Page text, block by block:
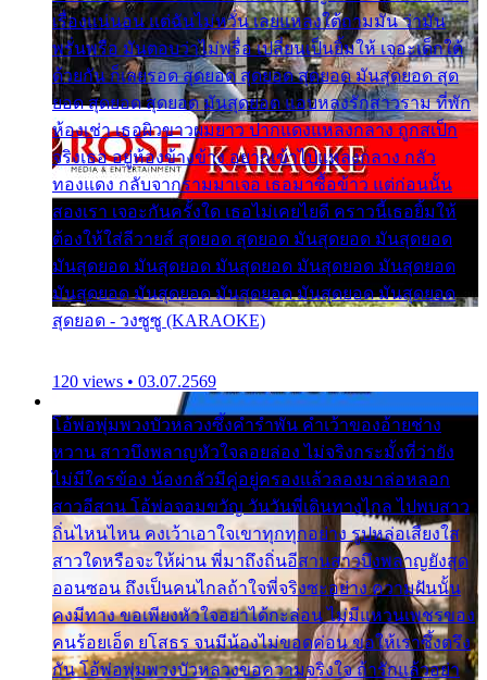
เรื่องแน่นอน แต่ฉันไม่หวั่น เลยแหลงใต้ถามมัน ว่ามัน
พรั่นพรือ มันตอบว่าไม่พรื่อ เปลี่ยนเป็นยิ้มให้ เจอะเด็กใต้
ด้วยกัน ก็เลยรอด สุดยอด สุดยอด สุดยอด มันสุดยอด สุด
ยอด สุดยอด สุดยอด มันสุดยอด แอบหลงรักสาวราม ที่พัก
ห้องเช่า เธอผิวขาวผมยาว ปากแดงแหลงกลาง ถูกสเป็ก
จริงเธอ อยู่ห้องข้างข้าง อยากเข้าไปแหลงกลาง กลัว
ทองแดง กลับจากรามมาเจอ เธอมาซื้อข้าว แต่ก่อนนั้น
สองเรา เจอะกันครั้งใด เธอไม่เคยไยดี คราวนี้เธอยิ้มให้
ต้องให้ใส่ลีวายส์ สุดยอด สุดยอด มันสุดยอด มันสุดยอด
มันสุดยอด มันสุดยอด มันสุดยอด มันสุดยอด มันสุดยอด
มันสุดยอด มันสุดยอด มันสุดยอด มันสุดยอด มันสุดยอด
สุดยอด - วงซูซู (KARAOKE)
120 views • 03.07.2569
โอ้พ่อพุ่มพวงบัวหลวงซึ้งคำรำพัน คำเว้าของอ้ายช่าง
หวาน สาวบึงพลาญหัวใจลอยล่อง ไม่จริงกระมั้งที่ว่ายัง
ไม่มีใครข้อง น้องกลัวมีคู่อยู่ครองแล้วลองมาล่อหลอก
สาวอีสาน โอ้พ่อจอมขวัญ วันวันพี่เดินทางไกล ไปพบสาว
ถิ่นไหนไหน คงเว้าเอาใจเขาทุกทุกอย่าง รูปหล่อเสียงใส
สาวใดหรือจะให้ผ่าน พี่มาถึงถิ่นอีสานสาวบึงพลาญยังสุด
ออนซอน ถึงเป็นคนไกลถ้าใจพี่จริงซะอย่าง ความฝันนั้น
คงมีทาง ขอเพียงหัวใจอย่าได้กะล่อน ไม่มีแหวนเพชรของ
คนร้อยเอ็ด ยโสธร จนมีน้องไม่ขอดค่อน ขอให้เราซึ้งตรึง
กัน โอ้พ่อพุ่มพวงบัวหลวงขอความจริงใจ ถ้ารักแล้วอย่า